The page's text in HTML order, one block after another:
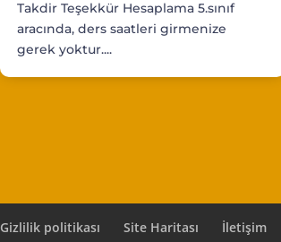
Takdir Teşekkür Hesaplama 5.sınıf
aracında, ders saatleri girmenize
gerek yoktur....
Gizlilik politikası Site Haritası İletişim